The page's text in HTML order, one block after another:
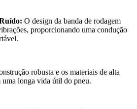
O design da banda de rodagem
proporcionando uma condução
robusta e os materiais de alta
uma longa vida útil do pneu.